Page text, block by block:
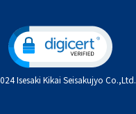
Isesaki Kikai Seisakujyo Co.,Ltd.